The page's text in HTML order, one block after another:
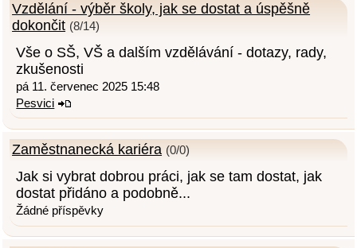
Vzdělání - výběr školy, jak se dostat a úspěšně
dokončit (8/14)
Vše o SŠ, VŠ a dalším vzdělávání - dotazy, rady,
zkušenosti
pá 11. červenec 2025 15:48
Pesvici
Zaměstnanecká kariéra (0/0)
Jak si vybrat dobrou práci, jak se tam dostat, jak
dostat přidáno a podobně...
Žádné příspěvky